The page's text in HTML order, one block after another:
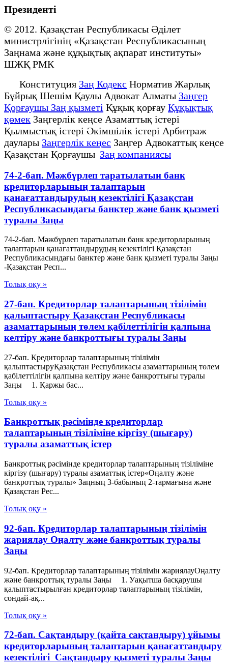
Президенті
© 2012. Қазақстан Республикасы Әділет
министрлігінің «Қазақстан Республикасының
Заңнама және құқықтық ақпарат институты»
ШЖҚ РМК
Конституция Заң Кодекс Норматив Жарлық
Бұйрық Шешім Қаулы Адвокат Алматы Заңгер
Қорғаушы Заң қызметі Құқық қорғау Құқықтық
қөмек Заңгерлік кеңсе Азаматтық істері
Қылмыстық істері Әкімшілік істері Арбитраж
даулары Заңгерлік кеңес Заңгер Адвокаттық кеңсе
Қазақстан Қорғаушы Заң компаниясы
74-2-бап. Мәжбүрлеп таратылатын банк
кредиторларының талаптарын
қанағаттандырудың кезектілігі Қазақстан
Республикасындағы банктер және банк қызметі
туралы Заңы
74-2-бап. Мәжбүрлеп таратылатын банк кредиторларының
талаптарын қанағаттандырудың кезектілігі Қазақстан
Республикасындағы банктер және банк қызметі туралы Заңы
-Қазақстан Респ...
Толық оқу »
27-бап. Кредиторлар талаптарының тізілімін
қалыптастыру Қазақстан Республикасы
азаматтарының төлем қабілеттілігін қалпына
келтіру және банкроттығы туралы Заңы
27-бап. Кредиторлар талаптарының тізілімін
қалыптастыруҚазақстан Республикасы азаматтарының төлем
қабілеттілігін қалпына келтіру және банкроттығы туралы
Заңы 1. Қаржы бас...
Толық оқу »
Банкроттық рәсімінде кредиторлар
талаптарының тізіліміне кіргізу (шығару)
туралы азаматтық істер
Банкроттық рәсімінде кредиторлар талаптарының тізіліміне
кіргізу (шығару) туралы азаматтық істер«Оңалту және
банкроттық туралы» Заңның 3-бабының 2-тармағына және
Қазақстан Рес...
Толық оқу »
92-бап. Кредиторлар талаптарының тізілімін
жариялау Оңалту және банкроттық туралы
Заңы
92-бап. Кредиторлар талаптарының тізілімін жариялауОңалту
және банкроттық туралы Заңы 1. Уақытша басқарушы
қалыптастырылған кредиторлар талаптарының тізілімін,
сондай-ақ...
Толық оқу »
72-бап. Сақтандыру (қайта сақтандыру) ұйымы
кредиторларының талаптарын қанағаттандыру
кезектiлiгi Сақтандыру қызметі туралы Заңы